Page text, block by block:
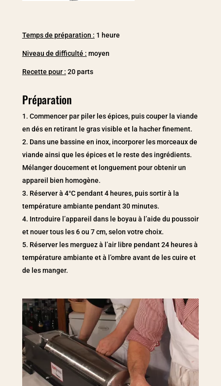
Temps de préparation : 1 heure
Niveau de difficulté : moyen
Recette pour : 20 parts
Préparation
Commencer par piler les épices, puis couper la viande
en dés en retirant le gras visible et la hacher finement.
Dans une bassine en inox, incorporer les morceaux de
viande ainsi que les épices et le reste des ingrédients.
Mélanger doucement et longuement pour obtenir un
appareil bien homogène.
Réserver à 4°C pendant 4 heures, puis sortir à la
température ambiante pendant 30 minutes.
Introduire l’appareil dans le boyau à l’aide du poussoir
et nouer tous les 6 ou 7 cm, selon votre choix.
Réserver les merguez à l’air libre pendant 24 heures à
température ambiante et à l’ombre avant de les cuire et
de les manger.